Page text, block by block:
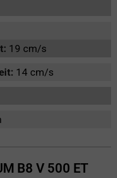
19 cm/s
14 cm/s
B8 V 500 ET